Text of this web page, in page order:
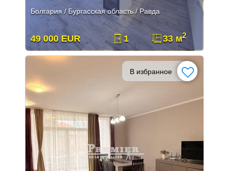
Болгария / Бургасская область / Равда
49 000 EUR 1 33 м2
В избранное